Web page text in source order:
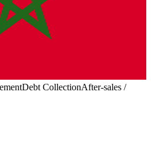
Debt CollectionAfter-sales /